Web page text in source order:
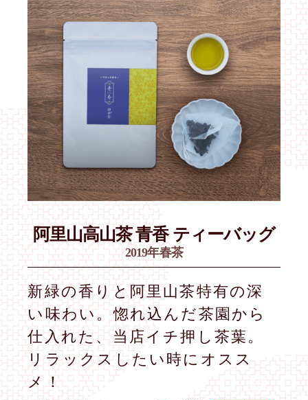
阿里山高山茶青香 ティーバッグ
2019年春茶
新緑の香りと阿里山茶特有の深
い味わい。惚れ込んだ茶園から
仕入れた、当店イチ押し茶葉。
リラックスしたい時にオスス
メ！